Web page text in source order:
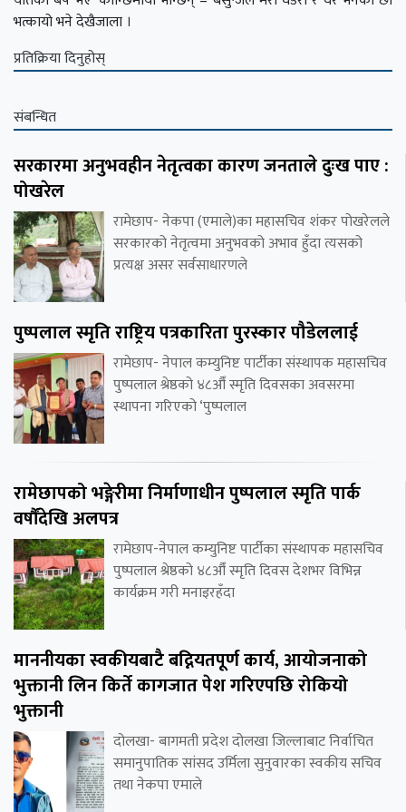
भत्कायो भने देखैजाला ।
प्रतिक्रिया दिनुहोस्
संबन्धित
सरकारमा अनुभवहीन नेतृत्वका कारण जनताले दुःख पाए :
पोखरेल
रामेछाप- नेकपा (एमाले)का महासचिव शंकर पोखरेलले
सरकारको नेतृत्वमा अनुभवको अभाव हुँदा त्यसको
प्रत्यक्ष असर सर्वसाधारणले
पुष्पलाल स्मृति राष्ट्रिय पत्रकारिता पुरस्कार पौडेललाई
रामेछाप- नेपाल कम्युनिष्ट पार्टीका संस्थापक महासचिव
पुष्पलाल श्रेष्ठको ४८औँ स्मृति दिवसका अवसरमा
स्थापना गरिएको ‘पुष्पलाल
रामेछापको भङ्गेरीमा निर्माणाधीन पुष्पलाल स्मृति पार्क
वर्षौंदेखि अलपत्र
रामेछाप-नेपाल कम्युनिष्ट पार्टीका संस्थापक महासचिव
पुष्पलाल श्रेष्ठको ४८औँ स्मृति दिवस देशभर विभिन्न
कार्यक्रम गरी मनाइरहँदा
माननीयका स्वकीयबाटै बद्नियतपूर्ण कार्य, आयोजनाको
भुक्तानी लिन किर्ते कागजात पेश गरिएपछि रोकियो
भुक्तानी
दोलखा- बागमती प्रदेश दोलखा जिल्लाबाट निर्वाचित
समानुपातिक सांसद उर्मिला सुनुवारका स्वकीय सचिव
तथा नेकपा एमाले